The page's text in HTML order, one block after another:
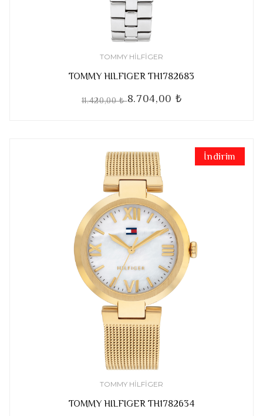
TOMMY HILFIGER
TOMMY HILFIGER TH1782683
11.420,00 ₺8.704,00 ₺
İndirim
TOMMY HILFIGER
TOMMY HILFIGER TH1782634